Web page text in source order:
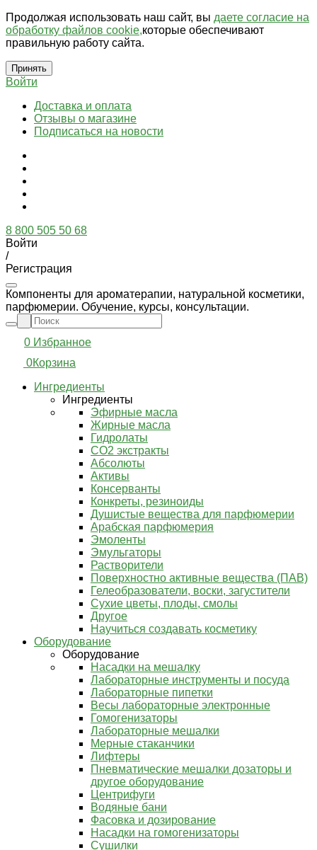
Продолжая использовать наш сайт, вы даете согласие на
обработку файлов cookie,которые обеспечивают
правильную работу сайта.
Принять
Войти
Доставка и оплата
Отзывы о магазине
Подписаться на новости
8 800 505 50 68
Войти
/
Регистрация
Компоненты для ароматерапии, натуральной косметики,
парфюмерии. Обучение, курсы, консультации.
0 Избранное
0Корзина
Ингредиенты
Ингредиенты
Эфирные масла
Жирные масла
Гидролаты
СО2 экстракты
Абсолюты
Активы
Консерванты
Конкреты, резиноиды
Душистые вещества для парфюмерии
Арабская парфюмерия
Эмоленты
Эмульгаторы
Растворители
Поверхностно активные вещества (ПАВ)
Гелеобразователи, воски, загустители
Сухие цветы, плоды, смолы
Другое
Научиться создавать косметику
Оборудование
Оборудование
Насадки на мешалку
Лабораторные инструменты и посуда
Лабораторные пипетки
Весы лабораторные электронные
Гомогенизаторы
Лабораторные мешалки
Мерные стаканчики
Лифтеры
Пневматические мешалки дозаторы и
другое оборудование
Центрифуги
Водяные бани
Фасовка и дозирование
Насадки на гомогенизаторы
Сушилки